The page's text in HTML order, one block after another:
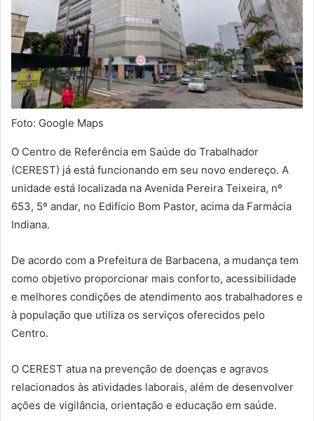
Foto: Google Maps
O Centro de Referência em Saúde do Trabalhador
(CEREST) já está funcionando em seu novo endereço. A
unidade está localizada na Avenida Pereira Teixeira, nº
653, 5º andar, no Edifício Bom Pastor, acima da Farmácia
Indiana.
De acordo com a Prefeitura de Barbacena, a mudança tem
como objetivo proporcionar mais conforto, acessibilidade
e melhores condições de atendimento aos trabalhadores e
à população que utiliza os serviços oferecidos pelo
Centro.
O CEREST atua na prevenção de doenças e agravos
relacionados às atividades laborais, além de desenvolver
ações de vigilância, orientação e educação em saúde.